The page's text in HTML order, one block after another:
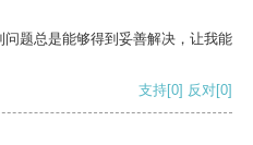
题总是能够得到妥善解决，让我能
支持[0] 反对[0]